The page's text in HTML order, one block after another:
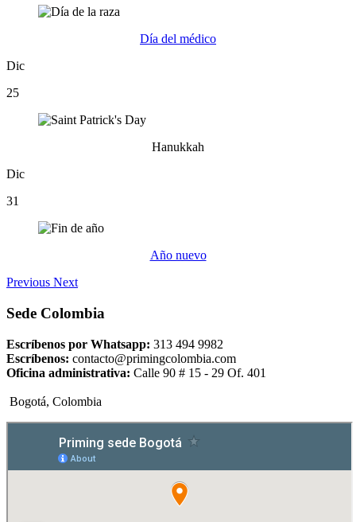
Día del médico
Dic
25
Hanukkah
Dic
31
Año nuevo
Previous Next
Sede Colombia
Escríbenos por Whatsapp: 313 494 9982
Escríbenos: contacto@primingcolombia.com
Oficina administrativa: Calle 90 # 15 - 29 Of. 401
Bogotá, Colombia